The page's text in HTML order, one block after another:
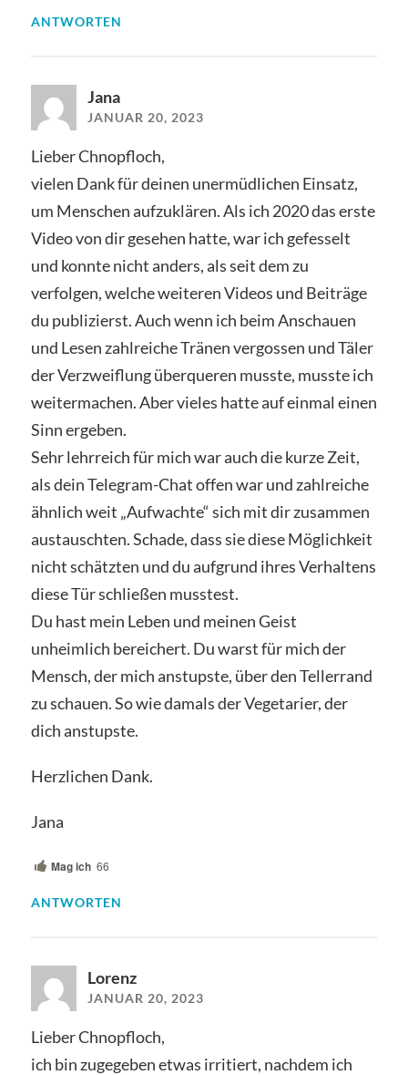
ANTWORTEN
Jana
JANUAR 20, 2023
Lieber Chnopfloch,
vielen Dank für deinen unermüdlichen Einsatz,
um Menschen aufzuklären. Als ich 2020 das erste
Video von dir gesehen hatte, war ich gefesselt
und konnte nicht anders, als seit dem zu
verfolgen, welche weiteren Videos und Beiträge
du publizierst. Auch wenn ich beim Anschauen
und Lesen zahlreiche Tränen vergossen und Täler
der Verzweiflung überqueren musste, musste ich
weitermachen. Aber vieles hatte auf einmal einen
Sinn ergeben.
Sehr lehrreich für mich war auch die kurze Zeit,
als dein Telegram-Chat offen war und zahlreiche
ähnlich weit „Aufwachte“ sich mit dir zusammen
austauschten. Schade, dass sie diese Möglichkeit
nicht schätzten und du aufgrund ihres Verhaltens
diese Tür schließen musstest.
Du hast mein Leben und meinen Geist
unheimlich bereichert. Du warst für mich der
Mensch, der mich anstupste, über den Tellerrand
zu schauen. So wie damals der Vegetarier, der
dich anstupste.
Herzlichen Dank.
Jana
Mag ich 66
ANTWORTEN
Lorenz
JANUAR 20, 2023
Lieber Chnopfloch,
ich bin zugegeben etwas irritiert, nachdem ich